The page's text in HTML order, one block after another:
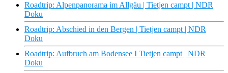
Roadtrip: Alpenpanorama im Allgäu | Tietjen campt | NDR
Doku
Roadtrip: Abschied in den Bergen | Tietjen campt | NDR
Doku
Roadtrip: Aufbruch am Bodensee I Tietjen campt | NDR
Doku